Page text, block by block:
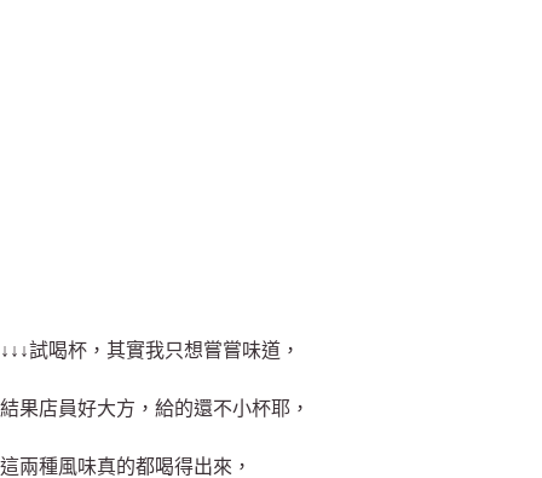
↓↓↓試喝杯，其實我只想嘗嘗味道，
結果店員好大方，給的還不小杯耶，
這兩種風味真的都喝得出來，